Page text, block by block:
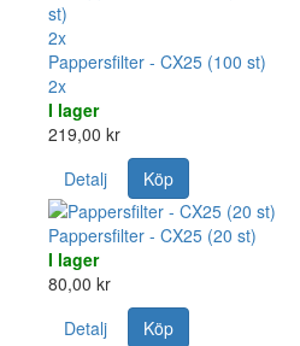
2x
Pappersfilter - CX25 (100 st)
2x
I lager
219,00 kr
Detalj
Köp
Pappersfilter - CX25 (20 st)
I lager
80,00 kr
Detalj
Köp